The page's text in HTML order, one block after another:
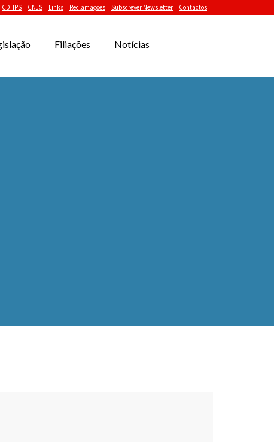
CDHPS CNJS Links Reclamações Subscrever Newsletter Contactos
Filiações Notícias